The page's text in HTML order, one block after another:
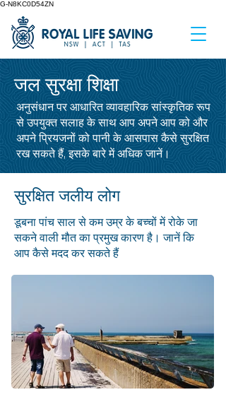
G-N8KC0D54ZN
जल सुरक्षा शिक्षा
अनुसंधान पर आधारित व्यावहारिक सांस्कृतिक रूप
से उपयुक्त सलाह के साथ आप अपने आप को और
अपने प्रियजनों को पानी के आसपास कैसे सुरक्षित
रख सकते हैं, इसके बारे में अधिक जानें।
सुरक्षित जलीय लोग
डूबना पांच साल से कम उम्र के बच्चों में रोके जा
सकने वाली मौत का प्रमुख कारण है। जानें कि
आप कैसे मदद कर सकते हैं